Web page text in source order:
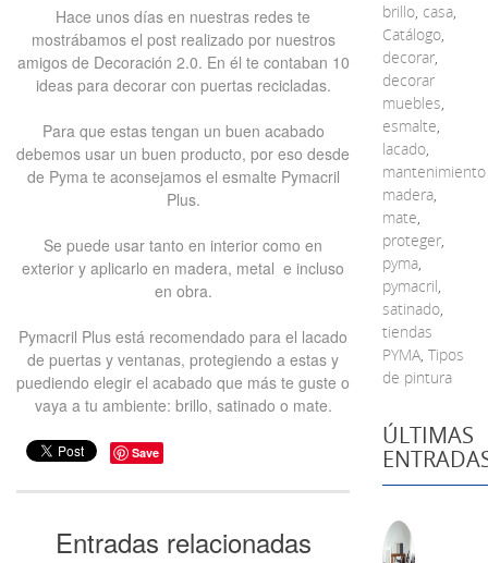
Hace unos días en nuestras redes te
mostrábamos el post realizado por nuestros
amigos de Decoración 2.0. En él te contaban 10
ideas para decorar con puertas recicladas.
Para que estas tengan un buen acabado
debemos usar un buen producto, por eso desde
de Pyma te aconsejamos el esmalte Pymacril
Plus.
Se puede usar tanto en interior como en
exterior y aplicarlo en madera, metal e incluso
en obra.
Pymacril Plus está recomendado para el lacado
de puertas y ventanas, protegiendo a estas y
puediendo elegir el acabado que más te guste o
vaya a tu ambiente: brillo, satinado o mate.
Save
Entradas relacionadas
brillo, casa,
Catálogo,
decorar,
decorar
muebles,
esmalte,
lacado,
mantenimiento
madera,
mate,
proteger,
pyma,
pymacril,
satinado,
tiendas
PYMA, Tipos
de pintura
ÚLTIMAS